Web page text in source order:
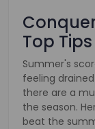
Top
Summer's
feeling
there are a
the season.
beat the